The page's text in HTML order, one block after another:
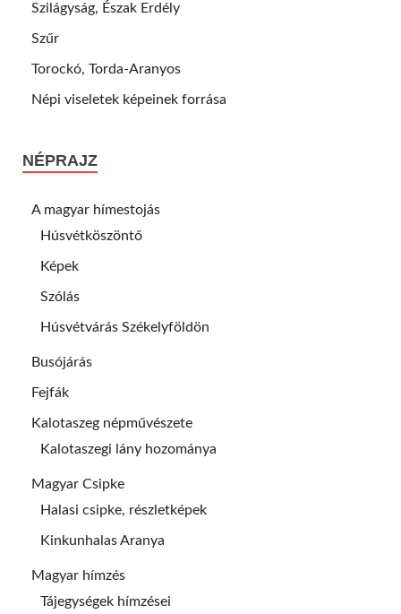
Szilágyság, Észak Erdély
Szűr
Torockó, Torda-Aranyos
Népi viseletek képeinek forrása
NÉPRAJZ
A magyar hímestojás
Húsvétköszöntő
Képek
Szólás
Húsvétvárás Székelyföldön
Busójárás
Fejfák
Kalotaszeg népművészete
Kalotaszegi lány hozománya
Magyar Csipke
Halasi csipke, részletképek
Kinkunhalas Aranya
Magyar hímzés
Tájegységek hímzései